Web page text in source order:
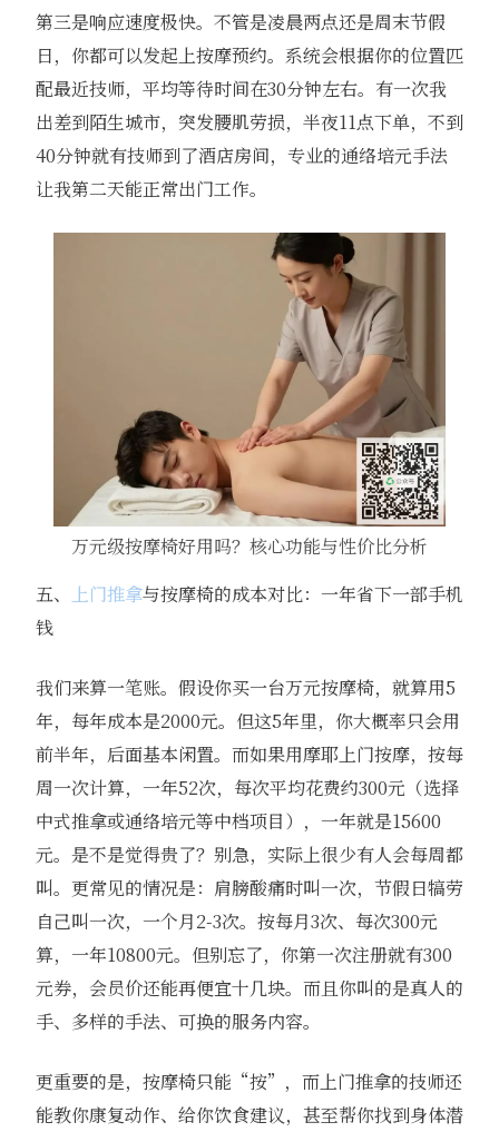
第三是响应速度极快。不管是凌晨两点还是周末节假
日，你都可以发起上按摩预约。系统会根据你的位置匹
配最近技师，平均等待时间在30分钟左右。有一次我
出差到陌生城市，突发腰肌劳损，半夜11点下单，不到
40分钟就有技师到了酒店房间，专业的通络培元手法
让我第二天能正常出门工作。
万元级按摩椅好用吗？核心功能与性价比分析
五、
上门推拿与按摩椅的成本对比：一年省下一部手机
钱
我们来算一笔账。假设你买一台万元按摩椅，就算用5
年，每年成本是2000元。但这5年里，你大概率只会用
前半年，后面基本闲置。而如果用摩耶上门按摩，按每
周一次计算，一年52次，每次平均花费约300元（选择
中式推拿或通络培元等中档项目），一年就是15600
元。是不是觉得贵了？别急，实际上很少有人会每周都
叫。更常见的情况是：肩膀酸痛时叫一次，节假日犒劳
自己叫一次，一个月2-3次。按每月3次、每次300元
算，一年10800元。但别忘了，你第一次注册就有300
元券，会员价还能再便宜十几块。而且你叫的是真人的
手、多样的手法、可换的服务内容。
更重要的是，按摩椅只能“按”，而上门推拿的技师还
能教你康复动作、给你饮食建议，甚至帮你找到身体潜